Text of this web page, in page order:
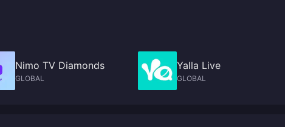
Nimo TV Diamonds
GLOBAL
Yalla Live
GLOBAL